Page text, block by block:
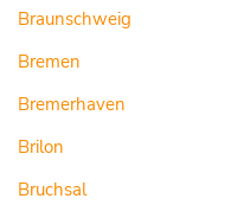
Braunschweig
Bremen
Bremerhaven
Brilon
Bruchsal